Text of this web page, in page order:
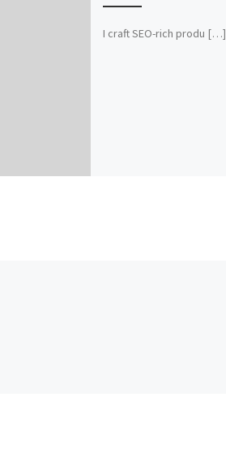
I craft SEO-rich produ […]